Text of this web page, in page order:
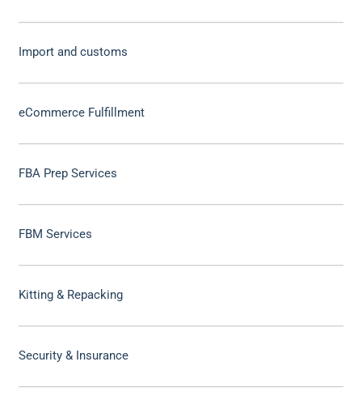
Import and customs
eCommerce Fulfillment
FBA Prep Services
FBM Services
Kitting & Repacking
Security & Insurance